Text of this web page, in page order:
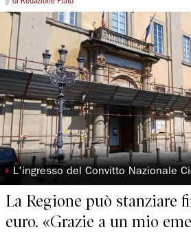
◗ L'ingresso del Convitto Nazionale
La Regione può stanziare
euro. «Grazie a un mio